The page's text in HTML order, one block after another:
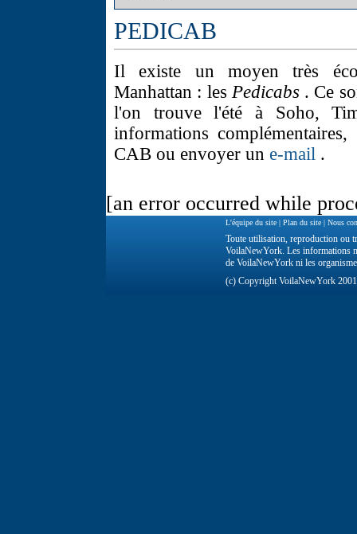
PEDICAB
Il existe un moyen très
Manhattan : les Pedicabs. Ce
l'on trouve l'été à Soho,
informations
CAB ou envoyer un e-mail .
[an error occurred while
L'équipe du site | Plan du site | Nous
Toute utilisation, reproduction ou
VoilaNewYork. Les informations
de VoilaNewYork ni les
(c) Copyright VoilaNewYork